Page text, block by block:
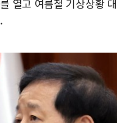
열고 여름철 기상상황